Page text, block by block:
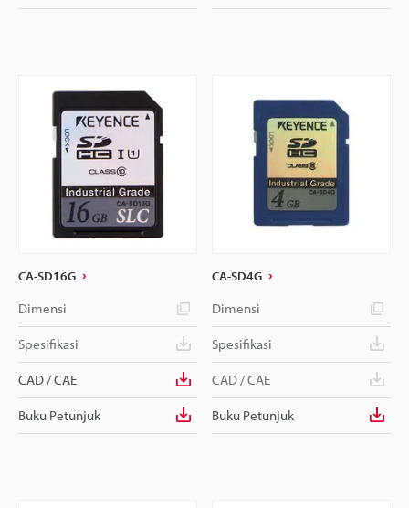
CA-SD16G
Dimensi
Spesifikasi
CAD / CAE
Buku Petunjuk
CA-SD4G
Dimensi
Spesifikasi
CAD / CAE
Buku Petunjuk